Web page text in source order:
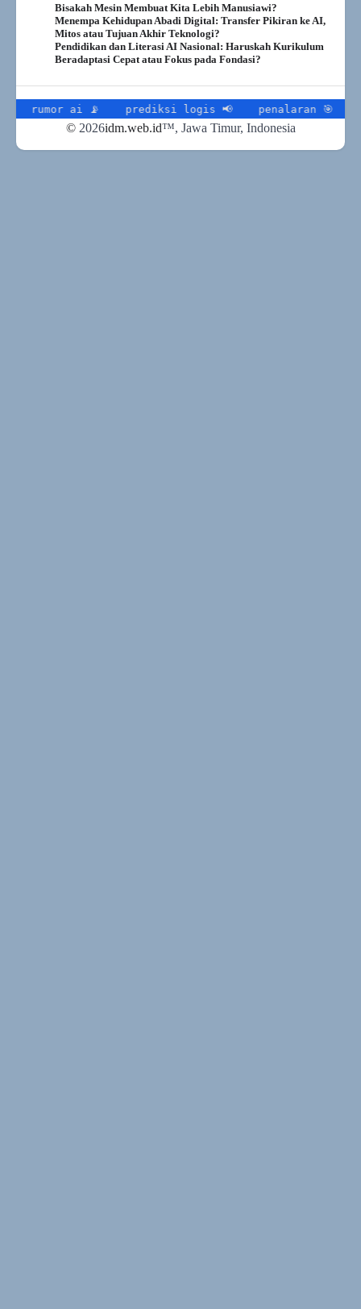
Bisakah Mesin Membuat Kita Lebih Manusiawi?
Menempa Kehidupan Abadi Digital: Transfer Pikiran ke AI,
Mitos atau Tujuan Akhir Teknologi?
Pendidikan dan Literasi AI Nasional: Haruskah Kurikulum
Beradaptasi Cepat atau Fokus pada Fondasi?
ai 📡 prediksi logis 📢 penalaran 🎯
©2026idm.web.id™, Jawa Timur, Indonesia